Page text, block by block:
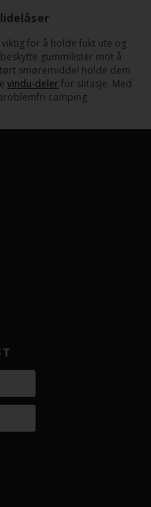
for å holde fukt ute og
gummilister mot å
smøremiddel holde dem
vindu-delerfor slitasje. Med
camping.